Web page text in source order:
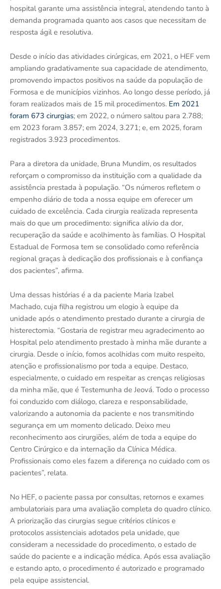
hospital garante uma assistência integral, atendendo tanto à
demanda programada quanto aos casos que necessitam de
resposta ágil e resolutiva.
Desde o início das atividades cirúrgicas, em 2021, o HEF vem
ampliando gradativamente sua capacidade de atendimento,
promovendo impactos positivos na saúde da população de
Formosa e de municípios vizinhos. Ao longo desse período, já
foram realizados mais de 15 mil procedimentos. Em 2021
foram 673 cirurgias; em 2022, o número saltou para 2.788;
em 2023 foram 3.857; em 2024, 3.271; e, em 2025, foram
registrados 3.923 procedimentos.
Para a diretora da unidade, Bruna Mundim, os resultados
reforçam o compromisso da instituição com a qualidade da
assistência prestada à população. “Os números refletem o
empenho diário de toda a nossa equipe em oferecer um
cuidado de excelência. Cada cirurgia realizada representa
mais do que um procedimento: significa alívio da dor,
recuperação da saúde e acolhimento às famílias. O Hospital
Estadual de Formosa tem se consolidado como referência
regional graças à dedicação dos profissionais e à confiança
dos pacientes”, afirma.
Uma dessas histórias é a da paciente Maria Izabel
Machado, cuja filha registrou um elogio à equipe da
unidade após o atendimento prestado durante a cirurgia de
histerectomia. “Gostaria de registrar meu agradecimento ao
Hospital pelo atendimento prestado à minha mãe durante a
cirurgia. Desde o início, fomos acolhidas com muito respeito,
atenção e profissionalismo por toda a equipe. Destaco,
especialmente, o cuidado em respeitar as crenças religiosas
da minha mãe, que é Testemunha de Jeová. Todo o processo
foi conduzido com diálogo, clareza e responsabilidade,
valorizando a autonomia da paciente e nos transmitindo
segurança em um momento delicado. Deixo meu
reconhecimento aos cirurgiões, além de toda a equipe do
Centro Cirúrgico e da internação da Clínica Médica.
Profissionais como eles fazem a diferença no cuidado com os
pacientes”, relata.
No HEF, o paciente passa por consultas, retornos e exames
ambulatoriais para uma avaliação completa do quadro clínico.
A priorização das cirurgias segue critérios clínicos e
protocolos assistenciais adotados pela unidade, que
consideram a necessidade do procedimento, o estado de
saúde do paciente e a indicação médica. Após essa avaliação
e estando apto, o procedimento é autorizado e programado
pela equipe assistencial.